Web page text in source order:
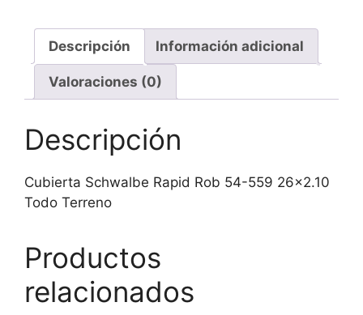
26x2.10
Todo
Terreno
cantidad
Descripción Información adicional
Valoraciones (0)
Descripción
Cubierta Schwalbe Rapid Rob 54-559 26×2.10
Todo Terreno
Productos
relacionados